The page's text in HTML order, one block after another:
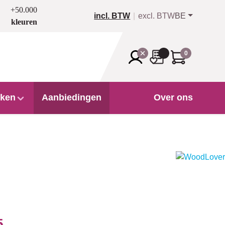
+50.000
kleuren
incl. BTW excl. BTWBE
0
Aanbiedingen Over ons